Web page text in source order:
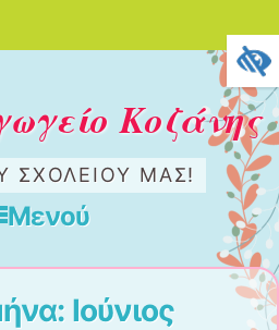
Κοζάνης
ΣΧΟΛΕΊΟΥ ΜΑΣ!
Μενού
Ιούνιος